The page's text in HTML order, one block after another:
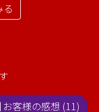
る
お客様の感想 (11)